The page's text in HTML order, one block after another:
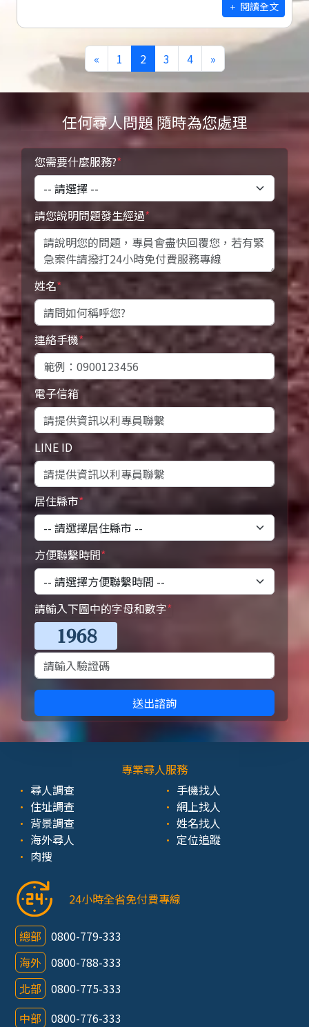
閱讀全文
« 1 2 3 4 »
任何尋人問題 隨時為您處理
您需要什麼服務?*
請您說明問題發生經過*
姓名*
連絡手機*
電子信箱
LINE ID
居住縣市*
方便聯繫時間*
請輸入下圖中的字母和數字*
送出諮詢
專業尋人服務
尋人調查
住址調查
背景調查
海外尋人
肉搜
手機找人
網上找人
姓名找人
定位追蹤
24小時全省免付費專線
總部
0800-779-333
海外 0800-788-333
北部
0800-775-333
中部
0800-776-333